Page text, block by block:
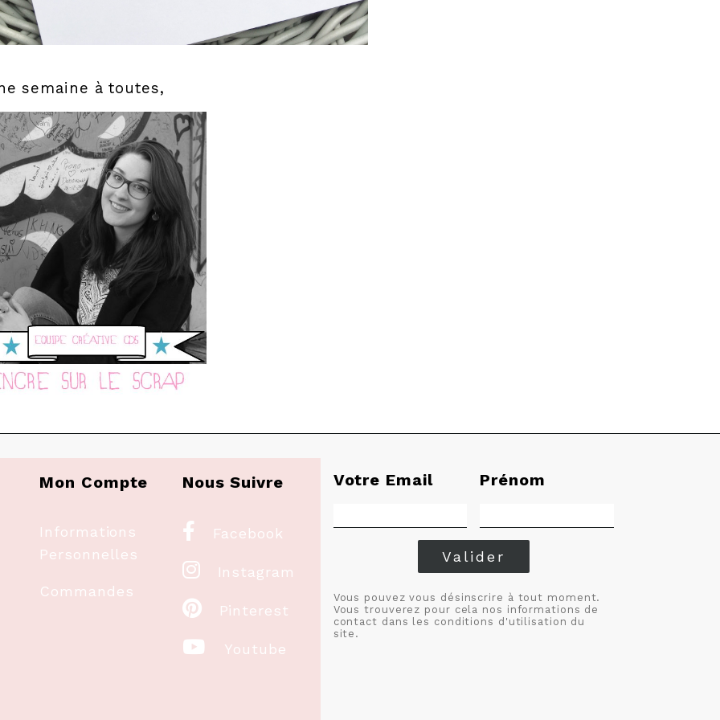
semaine à toutes,
Mon Compte
Informations
Personnelles
Commandes
Nous Suivre
 Facebook
 Instagram
 Pinterest
 Youtube
Votre Email Prénom
Valider
Vous pouvez vous désinscrire à tout moment.
Vous trouverez pour cela nos informations de
contact dans les conditions d'utilisation du
site.